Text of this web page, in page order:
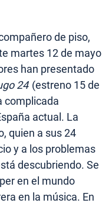
de piso,
martes 12 de mayo
han presentado
24 (estreno 15 de
complicada
actual. La
quien a sus 24
y a los problemas
descubriendo. Se
en el mundo
en la música. En